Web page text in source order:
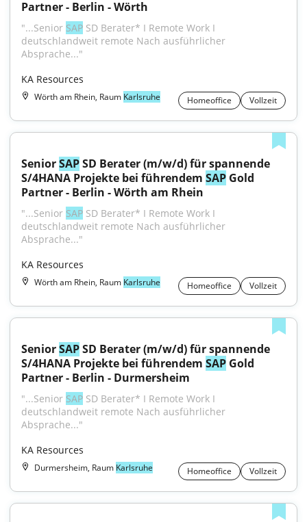
Partner - Berlin - Wörth
"...Senior SAP SD Berater* I Remote Work I
deutschlandweit remote Nach ausführlicher
Absprache..."
KA Resources
Wörth am Rhein, Raum Karlsruhe Homeoffice Vollzeit
Senior SAP SD Berater (m/w/d) für spannende
S/4HANA Projekte bei führendem SAP Gold
Partner - Berlin - Wörth am Rhein
"...Senior SAP SD Berater* I Remote Work I
deutschlandweit remote Nach ausführlicher
Absprache..."
KA Resources
Wörth am Rhein, Raum Karlsruhe Homeoffice Vollzeit
Senior SAP SD Berater (m/w/d) für spannende
S/4HANA Projekte bei führendem SAP Gold
Partner - Berlin - Durmersheim
"...Senior SAP SD Berater* I Remote Work I
deutschlandweit remote Nach ausführlicher
Absprache..."
KA Resources
Durmersheim, Raum Karlsruhe Homeoffice Vollzeit